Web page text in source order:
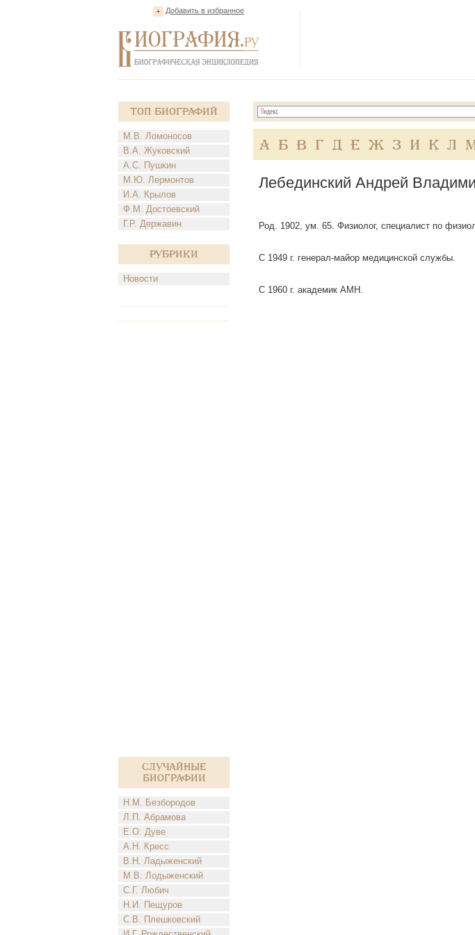
Добавить в избранное
Топ Биографий
М.В. Ломоносов
В.А. Жуковский
А.С. Пушкин
М.Ю. Лермонтов
И.А. Крылов
Ф.М. Достоевский
Г.Р. Державин
Рубрики
Новости
Случайные
биографии
Н.М. Безбородов
Л.П. Абрамова
Е.О. Дуве
А.Н. Кресс
В.Н. Ладыженский
М.В. Лодыженский
С.Г. Любич
Н.И. Пещуров
С.В. Плешковский
А Б В Г Д Е Ж З И К Л
Лебединский Андрей
Род. 1902, ум. 65. Физиолог, специалист по
С 1949 г. генерал-майор медицинской службы.
С 1960 г. академик АМН.